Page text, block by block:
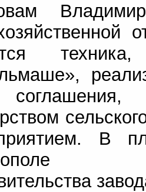
соглашения,
В